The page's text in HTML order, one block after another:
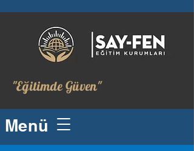
"Eğitimde Güven"
Menü